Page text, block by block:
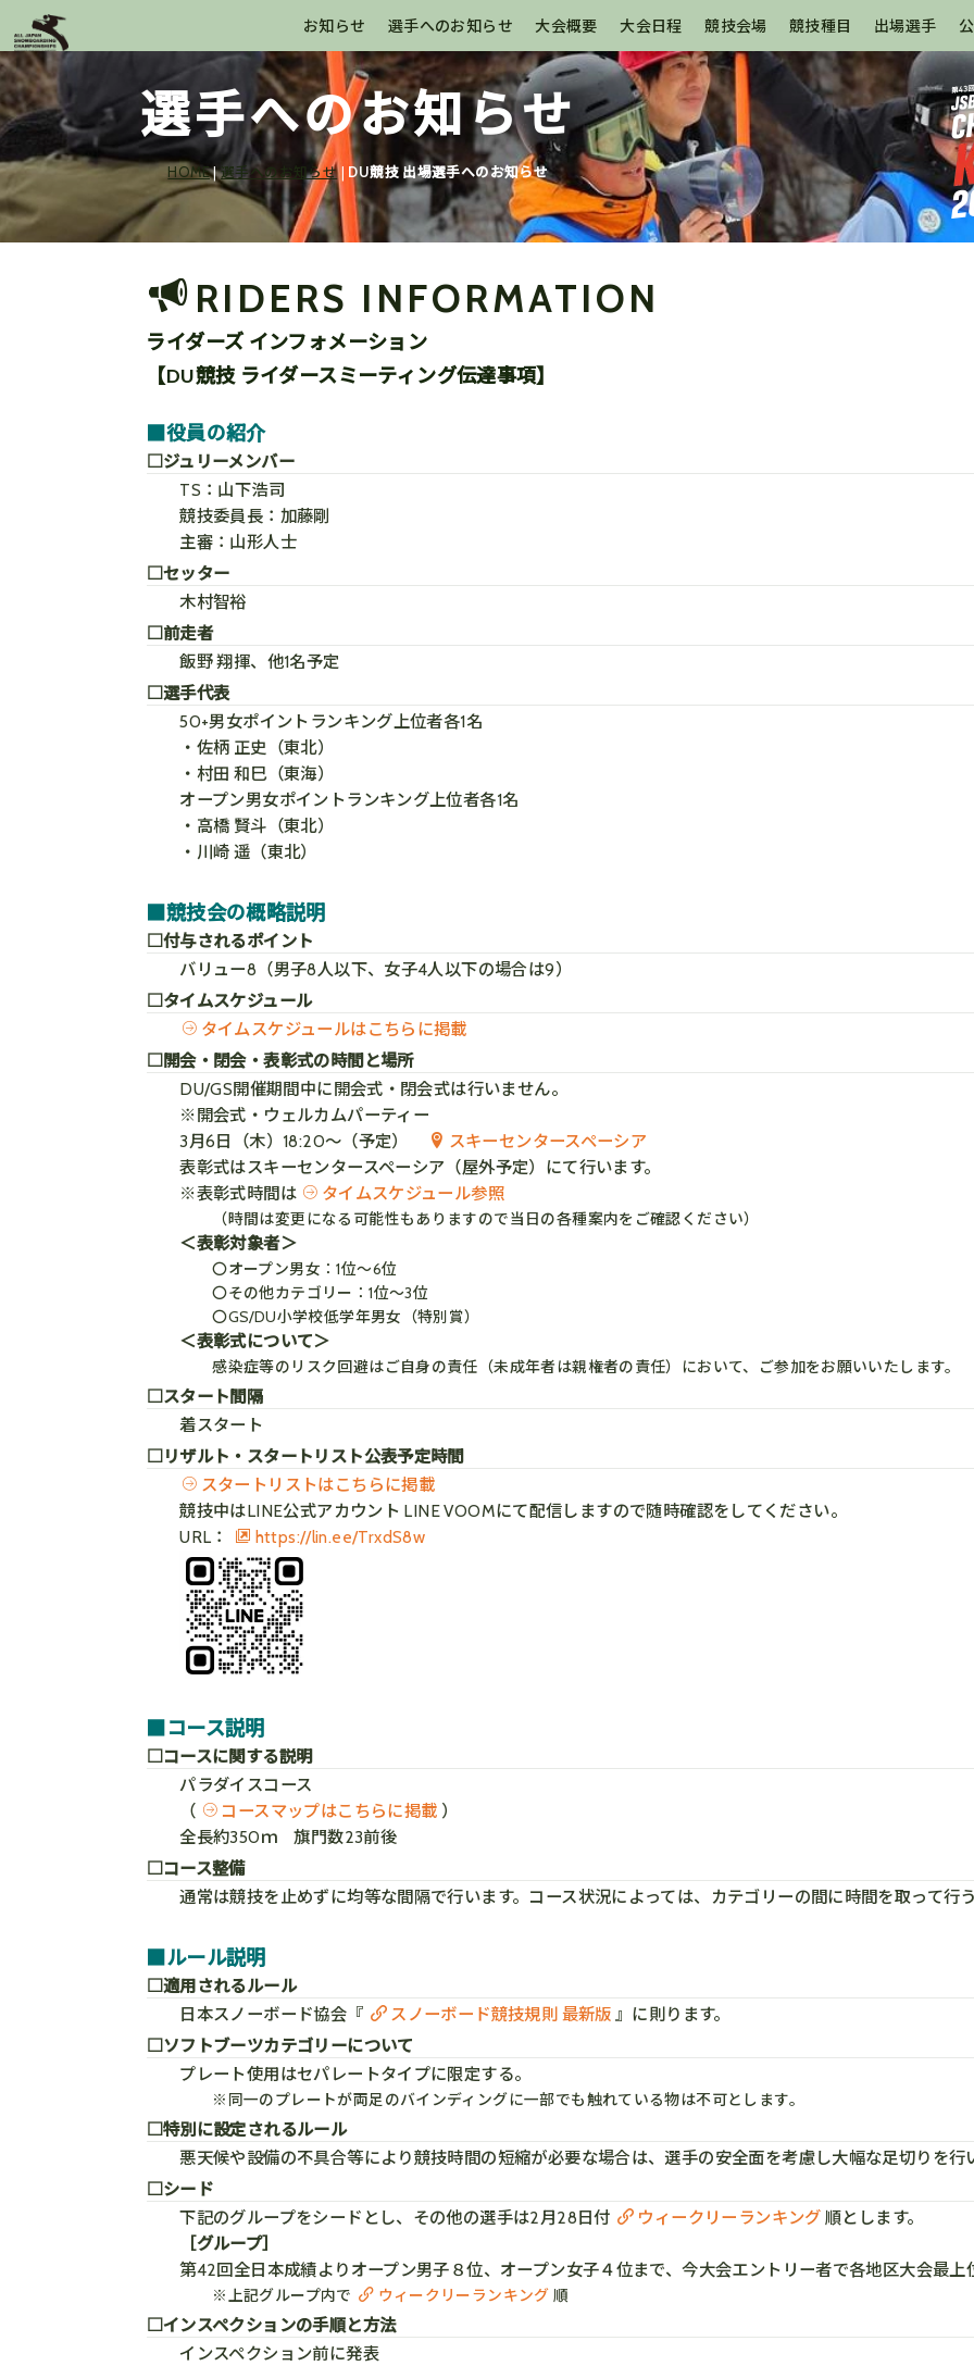
お知らせ 選手へのお知らせ 大会概要 大会日程 競技会場 競技種目 出場選手
選手へのお知らせ
HOME|選手へのお知らせ| DU競技 出場選手へのお知らせ
RIDERS INFORMATION
ライダーズ インフォメーション
【DU競技 ライダースミーティング伝達事項】
■役員の紹介
□ジュリーメンバー
TS：山下浩司
競技委員長：加藤剛
主審：山形人士
□セッター
木村智裕
□前走者
飯野 翔揮、他1名予定
□選手代表
50+男女ポイントランキング上位者各1名
・佐柄 正史（東北）
・村田 和巳（東海）
オープン男女ポイントランキング上位者各1名
・高橋 賢斗（東北）
・川崎 遥（東北）
■競技会の概略説明
□付与されるポイント
バリュー8（男子8人以下、女子4人以下の場合は9）
□タイムスケジュール
タイムスケジュールはこちらに掲載
□開会・閉会・表彰式の時間と場所
DU/GS開催期間中に開会式・閉会式は行いません。
※開会式・ウェルカムパーティー
3月6日（木）18:20～（予定）
スキーセンタースペーシア
表彰式はスキーセンタースペーシア（屋外予定）にて行います。
※表彰式時間は
タイムスケジュール参照
（時間は変更になる可能性もありますので当日の各種案内をご確認ください）
＜表彰対象者＞
〇オープン男女：1位～6位
〇その他カテゴリー：1位～3位
〇GS/DU小学校低学年男女（特別賞）
＜表彰式について＞
感染症等のリスク回避はご自身の責任（未成年者は親権者の責任）において、ご参加をお願いいたします。
□スタート間隔
着スタート
□リザルト・スタートリスト公表予定時間
スタートリストはこちらに掲載
競技中はLINE公式アカウント LINE VOOMにて配信しますので随時確認をしてください。
URL：
https://lin.ee/TrxdS8w
■コース説明
□コースに関する説明
パラダイスコース
（
コースマップはこちらに掲載 ）
全長約350ｍ 旗門数23前後
□コース整備
通常は競技を止めずに均等な間隔で行います。コース状況によっては、カテゴリーの間に時間を取って行う
■ルール説明
□適用されるルール
日本スノーボード協会『
スノーボード競技規則 最新版 』に則ります。
□ソフトブーツカテゴリーについて
プレート使用はセパレートタイプに限定する。
※同一のプレートが両足のバインディングに一部でも触れている物は不可とします。
□特別に設定されるルール
悪天候や設備の不具合等により競技時間の短縮が必要な場合は、選手の安全面を考慮し大幅な足切りを行
□シード
下記のグループをシードとし、その他の選手は2月28日付
ウィークリーランキング 順とします。
［グループ］
第42回全日本成績よりオープン男子８位、オープン女子４位まで、今大会エントリー者で各地区大会最上
※上記グループ内で ウィークリーランキング 順
□インスペクションの手順と方法
インスペクション前に発表